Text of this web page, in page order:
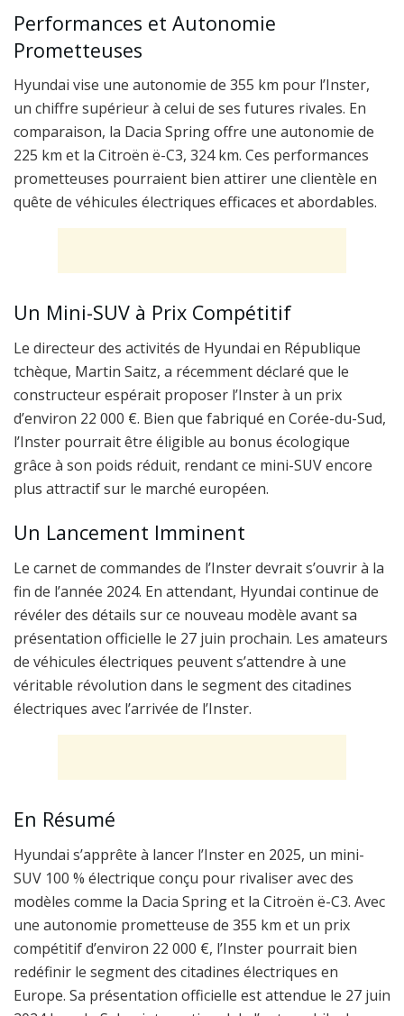
Performances et Autonomie
Prometteuses
Hyundai vise une autonomie de 355 km pour l’Inster,
un chiffre supérieur à celui de ses futures rivales. En
comparaison, la Dacia Spring offre une autonomie de
225 km et la Citroën ë-C3, 324 km. Ces performances
prometteuses pourraient bien attirer une clientèle en
quête de véhicules électriques efficaces et abordables.
Un Mini-SUV à Prix Compétitif
Le directeur des activités de Hyundai en République
tchèque, Martin Saitz, a récemment déclaré que le
constructeur espérait proposer l’Inster à un prix
d’environ 22 000 €. Bien que fabriqué en Corée-du-Sud,
l’Inster pourrait être éligible au bonus écologique
grâce à son poids réduit, rendant ce mini-SUV encore
plus attractif sur le marché européen.
Un Lancement Imminent
Le carnet de commandes de l’Inster devrait s’ouvrir à la
fin de l’année 2024. En attendant, Hyundai continue de
révéler des détails sur ce nouveau modèle avant sa
présentation officielle le 27 juin prochain. Les amateurs
de véhicules électriques peuvent s’attendre à une
véritable révolution dans le segment des citadines
électriques avec l’arrivée de l’Inster.
En Résumé
Hyundai s’apprête à lancer l’Inster en 2025, un mini-
SUV 100 % électrique conçu pour rivaliser avec des
modèles comme la Dacia Spring et la Citroën ë-C3. Avec
une autonomie prometteuse de 355 km et un prix
compétitif d’environ 22 000 €, l’Inster pourrait bien
redéfinir le segment des citadines électriques en
Europe. Sa présentation officielle est attendue le 27 juin